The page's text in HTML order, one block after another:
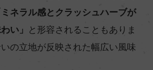
ミネラル感とクラッシュハーブが
い」
と形容されることもありま
の立地が反映された幅広い風味